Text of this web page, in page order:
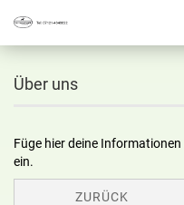
Über uns
Füge hier deine
ein.
ZURÜCK